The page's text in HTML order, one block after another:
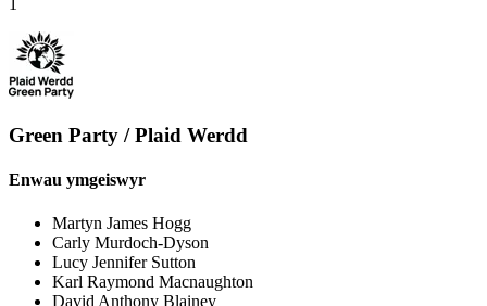
1
Green Party / Plaid Werdd
Enwau ymgeiswyr
Martyn James Hogg
Carly Murdoch-Dyson
Lucy Jennifer Sutton
Karl Raymond Macnaughton
David Anthony Blainey